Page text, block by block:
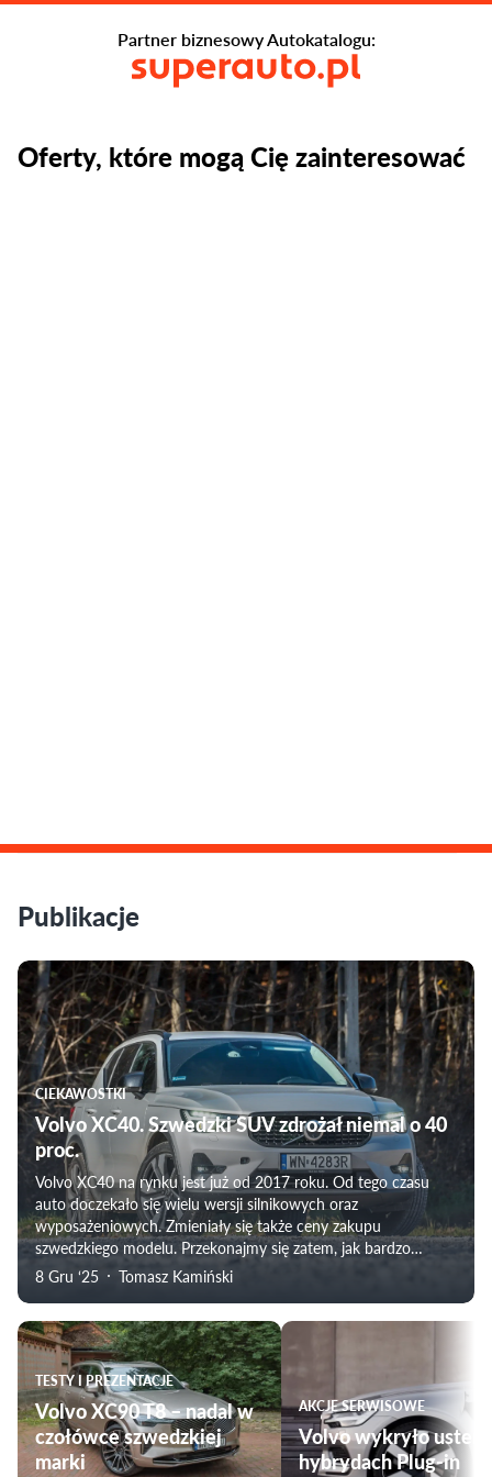
Oferty, które mogą Cię zainteresować
Partner biznesowy Autokatalogu:
Publikacje
CIEKAWOSTKI
Volvo XC40. Szwedzki SUV zdrożał niemal o 40
proc.
Volvo XC40 na rynku jest już od 2017 roku. Od tego czasu
auto doczekało się wielu wersji silnikowych oraz
wyposażeniowych. Zmieniały się także ceny zakupu
szwedzkiego modelu. Przekonajmy się zatem, jak bardzo
wzrosły koszty zakupu pojazdu od 2020 roku, czyli czasów
8 Gru ‘25 Tomasz Kamiński
TESTY I PREZENTACJE
Volvo XC90 T8 – nadal w
czołówce szwedzkiej
marki
AKCJE SERWISOWE
Volvo wykryło
hybrydach Plug-in